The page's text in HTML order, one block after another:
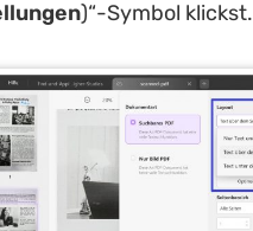
)“-Symbol klickst.